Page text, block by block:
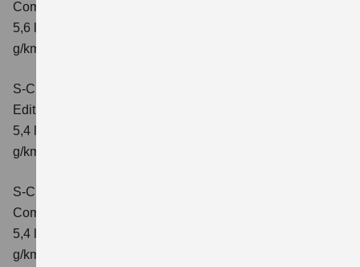
Comfort+
5,6 l/100km; kombinierter Wert der CO₂-Emission: 127
g/km; CO₂-Klasse: D
S-Cross 1.4 BOOSTERJET HYBRID
Edition
5,4 l/100 km; kombinierter Wert der CO2-Emission: 121
g/km; CO2-Klasse: D
S-Cross 1.4 BOOSTERJET HYBRID
Comfort
5,4 l/100 km; kombinierter Wert der CO2-Emission: 121
g/km; CO2-Klasse: D